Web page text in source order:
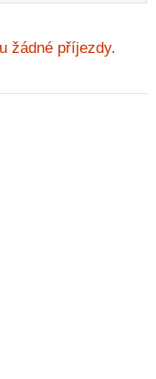
žádné příjezdy.